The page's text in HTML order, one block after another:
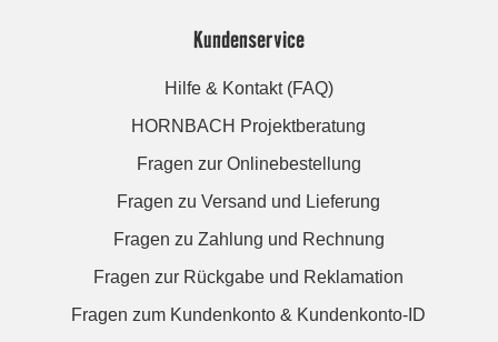
Kundenservice
Hilfe & Kontakt (FAQ)
HORNBACH Projektberatung
Fragen zur Onlinebestellung
Fragen zu Versand und Lieferung
Fragen zu Zahlung und Rechnung
Fragen zur Rückgabe und Reklamation
Fragen zum Kundenkonto & Kundenkonto-ID